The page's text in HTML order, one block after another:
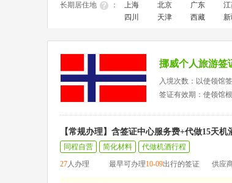
长期居住地 ： 上海 北京 广东
四川
天津 西藏 新
挪威个人旅游签
入境次数：以使领馆
签证有效期：使领馆
【常规办理】含签证中心服务费+代做15天
同程自营
简化材料
代做机酒行程
27人办理 最早可办理10-09出行的签证 供应